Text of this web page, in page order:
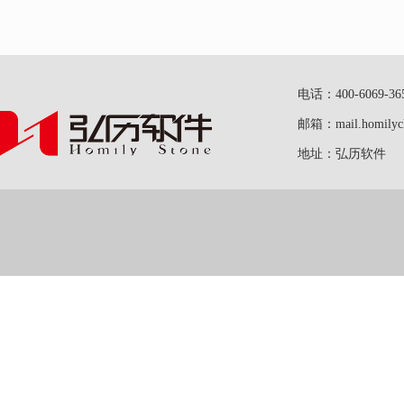
电话：400-6069-
邮箱：
地址：弘历软件